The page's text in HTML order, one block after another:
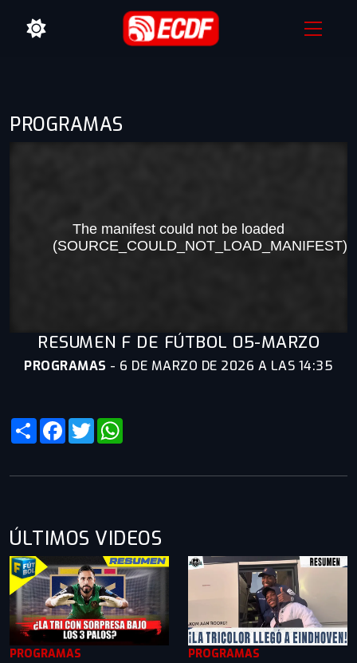
PROGRAMAS
RESUMEN F DE FÚTBOL 05-MARZO
PROGRAMAS - 6 DE MARZO DE 2026 A LAS 14:35
ShareFacebook
Twitter
ÚLTIMOS VIDEOS
PROGRAMAS PROGRAMAS